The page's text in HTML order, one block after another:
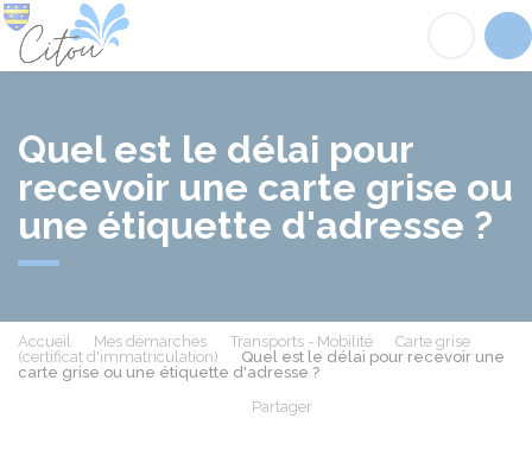
Quel est le délai pour
recevoir une carte grise ou
une étiquette d'adresse ?
Accueil Mes démarches Transports - Mobilité
Carte grise
(certificat d'immatriculation)
Quel est le délai pour recevoir une
carte grise ou une étiquette d'adresse ?
Partager